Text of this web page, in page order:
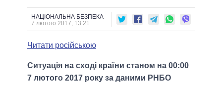
ДАЙДЖЕСТИ
ВЕРХОВНА РАДА
КАБІНЕТ МІНІСТРІВ
ГОЛОВИ ОБЛАДМІНІСТРАЦІЙ
ВСІ ПЕРСОНИ
ВІДЕО
ПІДТРИМАТИ
ПОРІВНЯННЯ ПОЛІТИКІВ
НАЦІОНАЛЬНА БЕЗПЕКА
7 лютого 2017, 13:21
Читати російською
Ситуація на сході країни станом на 00:00
7 лютого 2017 року за даними РНБО